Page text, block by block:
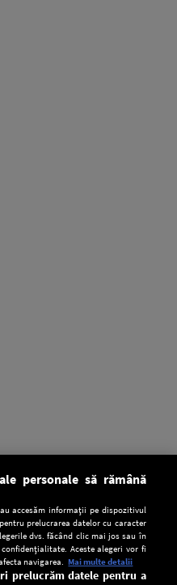
personale să rămână
accesăm informații pe dispozitivul
prelucrarea datelor cu caracter
dvs. făcând clic mai jos sau în
Aceste alegeri vor fi
navigarea. Mai multe detalii
prelucrăm datele pentru a